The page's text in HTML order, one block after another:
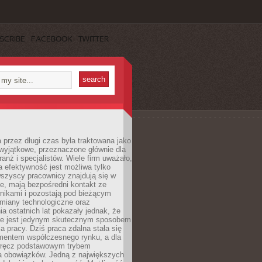
FACEBOOK TWITTER
przez długi czas była traktowana jako
przeznaczone głównie dla
i specjalistów. Wiele firm uważało,
efektywność jest możliwa tylko
pracownicy znajdują się w
mają bezpośredni kontakt ze
i pozostają pod bieżącym
technologiczne oraz
ostatnich lat pokazały jednak, że
jest jedynym skutecznym sposobem
pracy. Dziś praca zdalna stała się
współczesnego rynku, a dla
podstawowym trybem
obowiązków. Jedną z największych